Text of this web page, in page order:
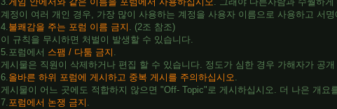
계정이 여러 개인 경우, 가장 많이 사용하는 계정을 사용자 이름으로 사용하고 서
4.불쾌감을 주는 포럼 이름 금지 . (2조 참조)
이 규칙을 무시하면 처벌이 발생할 수 있습니다.
5.포럼에서 스팸 / 다툼 금지 .
게시물은 직원이 삭제하거나 편집 할 수 있습니다. 정도가 심한 경우 가해자가 공
6.올바른 하위 포럼에 게시하고 중복 게시를 주의하십시오.
게시물이 어느 곳에도 적합하지 않으면 "Off- Topic"로 게시하십시오. 더 나은 개
7.포럼에서 논쟁 금지 .